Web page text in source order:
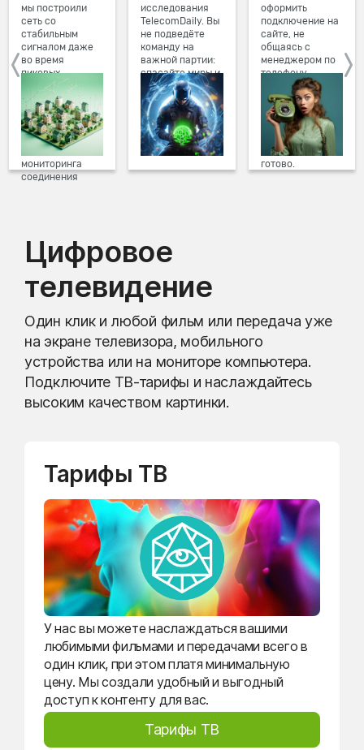
мы построили
сеть со
стабильным
сигналом даже
во время
пиковых
нагрузок в
вечернее время.
Мы постоянно
обновляем наше
оборудование в
домах, а система
мониторинга
соединения
исследования
TelecomDaily. Вы
не подведёте
команду на
важной партии:
спасайте миры и
побеждайте с
друзьями в
онлайн-играх.
оформить
подключение на
сайте, не
общаясь с
менеджером по
телефону.
Просто в три
клика заполните
форму заявки на
сайте, выберите
дату и время
подключения,
готово.
Цифровое
телевидение
Один клик и любой фильм или передача уже
на экране телевизора, мобильного
устройства или на мониторе компьютера.
Подключите ТВ-тарифы и наслаждайтесь
высоким качеством картинки.
Тарифы ТВ
У нас вы можете наслаждаться вашими
любимыми фильмами и передачами всего в
один клик, при этом платя минимальную
цену. Мы создали удобный и выгодный
доступ к контенту для вас.
Тарифы ТВ